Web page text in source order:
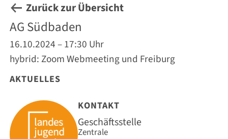
AKTUELLES
KONTAKT
Geschäftsstelle
Zentrale
AG Südbaden
16.10.2024 – 17:30 Uhr
hybrid: Zoom Webmeeting und Freiburg
Zurück zur Übersicht